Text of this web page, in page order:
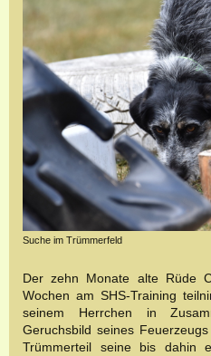
Suche im Trümmerfeld
Der zehn Monate alte Rüde
Wochen am SHS-Training
seinem Herrchen in
Geruchsbild seines
Trümmerteil seine bis dahin